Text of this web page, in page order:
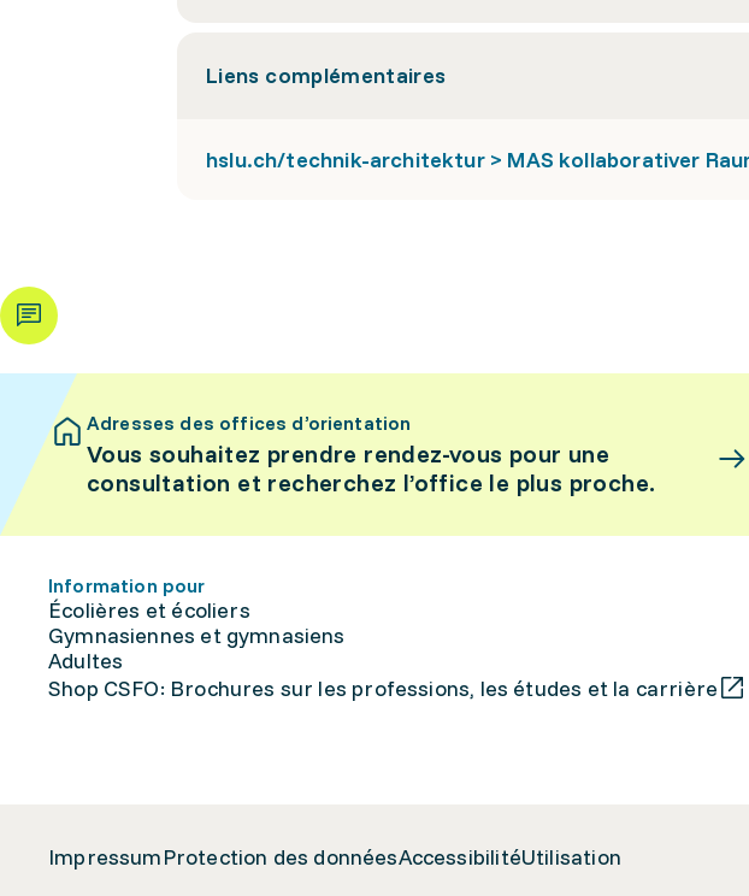
Liens complémentaires
hslu.ch/technik-architektur > MAS kollaborativer
Adresses des offices d’orientation
Vous souhaitez prendre rendez-vous pour une
consultation et recherchez l’office le plus proche.
Information pour
Écolières et écoliers
Gymnasiennes et gymnasiens
Adultes
Shop CSFO: Brochures sur les professions, les études et la carrière
ImpressumProtection des donnéesAccessibilitéUtilisation